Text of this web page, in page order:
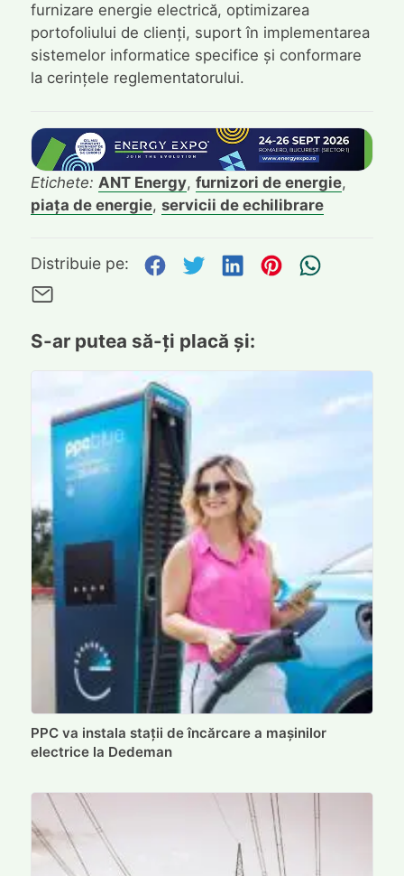
furnizare energie electrică, optimizarea
portofoliului de clienți, suport în implementarea
sistemelor informatice specifice și conformare
la cerințele reglementatorului.
Etichete: ANT Energy, furnizori de energie,
piața de energie, servicii de echilibrare
Distribuie pe: Distribuie pe Facebook
Distribuie pe
Distribuie pe
Distribuie
S-ar putea să-ți placă și:
PPC va instala stații de încărcare a mașinilor
electrice la Dedeman